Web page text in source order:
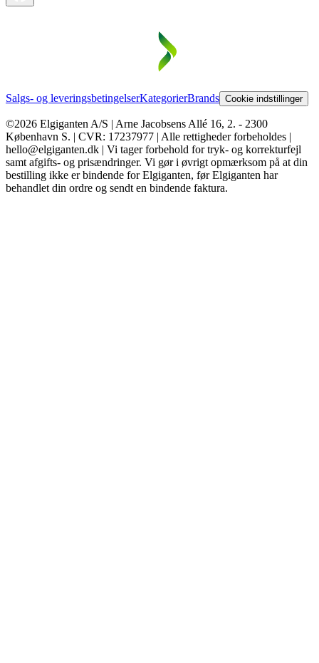
Salgs- og leveringsbetingelserKategorierBrands Cookie indstillinger
©2026 Elgiganten A/S | Arne Jacobsens Allé 16, 2. - 2300
København S. | CVR: 17237977 | Alle rettigheder forbeholdes |
hello@elgiganten.dk | Vi tager forbehold for tryk- og korrekturfejl
samt afgifts- og prisændringer. Vi gør i øvrigt opmærksom på at din
bestilling ikke er bindende for Elgiganten, før Elgiganten har
behandlet din ordre og sendt en bindende faktura.